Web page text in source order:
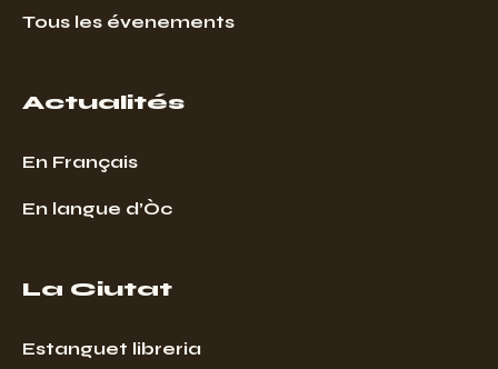
Tous les évenements
Actualités
En Français
En langue d’Òc
La Ciutat
Estanguet libreria